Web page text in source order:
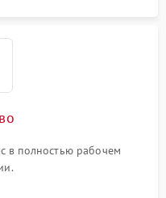
в полностью рабочем